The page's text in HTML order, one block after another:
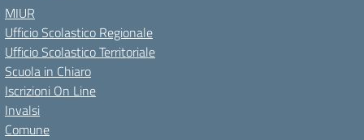
MIUR
Ufficio Scolastico Regionale
Ufficio Scolastico Territoriale
Scuola in Chiaro
Iscrizioni On Line
Invalsi
Comune